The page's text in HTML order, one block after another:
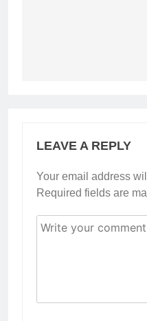
LEAVE A REPLY
Your email address
Required fields are